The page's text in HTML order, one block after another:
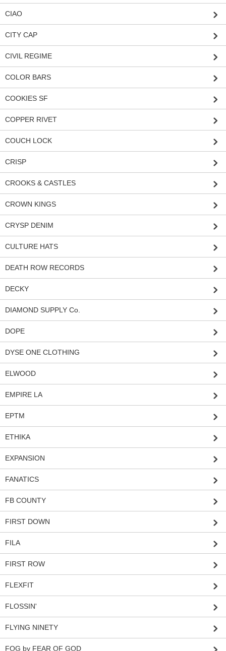
CIAO
CITY CAP
CIVIL REGIME
COLOR BARS
COOKIES SF
COPPER RIVET
COUCH LOCK
CRISP
CROOKS & CASTLES
CROWN KINGS
CRYSP DENIM
CULTURE HATS
DEATH ROW RECORDS
DECKY
DIAMOND SUPPLY Co.
DOPE
DYSE ONE CLOTHING
ELWOOD
EMPIRE LA
EPTM
ETHIKA
EXPANSION
FANATICS
FB COUNTY
FIRST DOWN
FILA
FIRST ROW
FLEXFIT
FLOSSIN'
FLYING NINETY
FOG by FEAR OF GOD